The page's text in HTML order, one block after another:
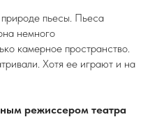
пьесы. Пьеса
немного
камерное пространство.
Хотя ее играют и на
режиссером театра